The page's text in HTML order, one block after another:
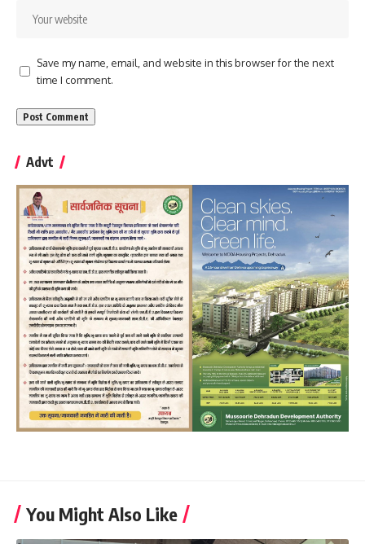
Save my name, email, and website in this browser for the next
time I comment.
Advt
You Might Also Like